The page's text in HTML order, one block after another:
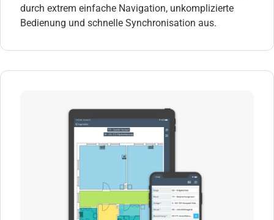
durch extrem einfache Navigation, unkomplizierte
Bedienung und schnelle Synchronisation aus.